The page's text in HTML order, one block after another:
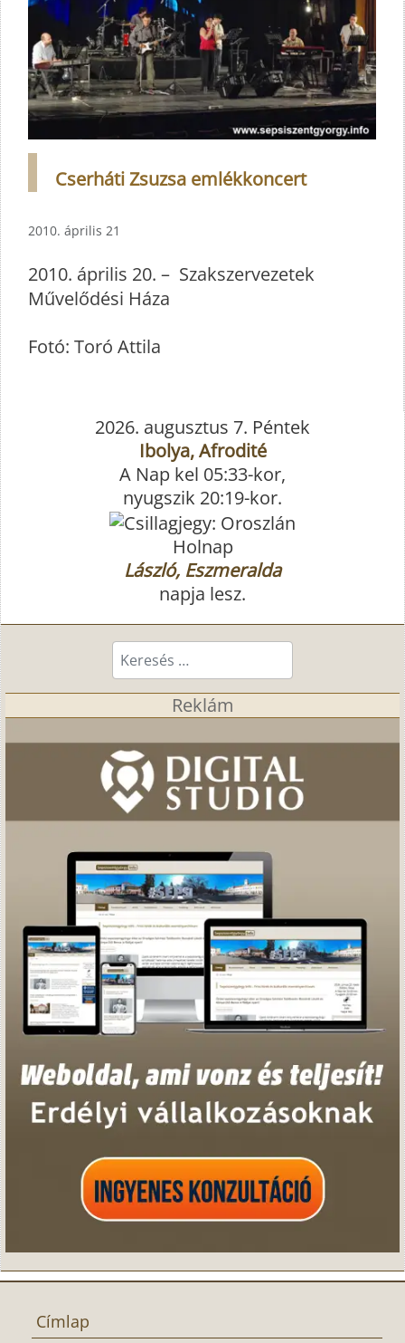
Cserháti Zsuzsa emlékkoncert
2010. április 21
2010. április 20. – Szakszervezetek
Művelődési Háza
Fotó: Toró Attila
2026. augusztus 7. Péntek
Ibolya, Afrodité
A Nap kel 05:33-kor,
nyugszik 20:19-kor.
Holnap
László, Eszmeralda
napja lesz.
Keresés...
Reklám
Címlap